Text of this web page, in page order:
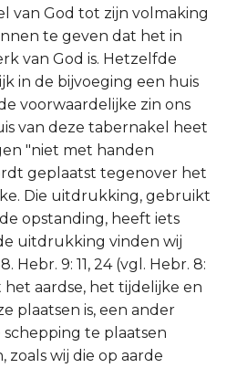
van God tot zijn volmaking
te geven dat het in
van God is. Hetzelfde
in de bijvoeging een huis
voorwaardelijke zin ons
van deze tabernakel heet
"niet met handen
geplaatst tegenover het
Die uitdrukking, gebruikt
opstanding, heeft iets
uitdrukking vinden wij
Hebr. 9: 11, 24 (vgl. Hebr. 8:
aardse, het tijdelijke en
plaatsen is, een ander
te plaatsen
wij die op aarde